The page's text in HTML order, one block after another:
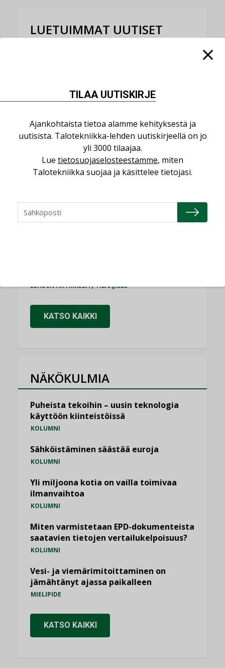
LUETUIMMAT UUTISET
”Asiakkaat hakevat kumppaneita, jotka
yhdistävät useita teknisiä osaamisalueita
saman katon alle”
Sähköistyminen kasvaa voimakkaasti:
AJANKOHTAISTA
LEHDEN ARTIKKELIT,TILAAJILLE
KATSO KAIKKI
NÄKÖKULMIA
Puheista tekoihin – uusin teknologia
käyttöön kiinteistöissä
KOLUMNI
Sähköistäminen säästää euroja
KOLUMNI
Yli miljoona kotia on vailla toimivaa
ilmanvaihtoa
KOLUMNI
Miten varmistetaan EPD-dokumenteista
saatavien tietojen vertailukelpoisuus?
KOLUMNI
Vesi- ja viemärimitoittaminen on
jämähtänyt ajassa paikalleen
MIELIPIDE
KATSO KAIKKI
TILAA UUTISKIRJE
Ajankohtaista tietoa alamme kehityksestä ja
uutisista. Talotekniikka-lehden uutiskirjeellä on jo
yli 3000 tilaajaa.
Lue tietosuojaselosteestamme, miten
Talotekniikka suojaa ja käsittelee tietojasi.